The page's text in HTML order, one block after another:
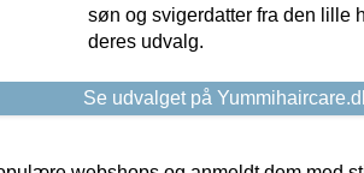
søn og svigerdatter fra den lille
deres udvalg.
Se udvalget på